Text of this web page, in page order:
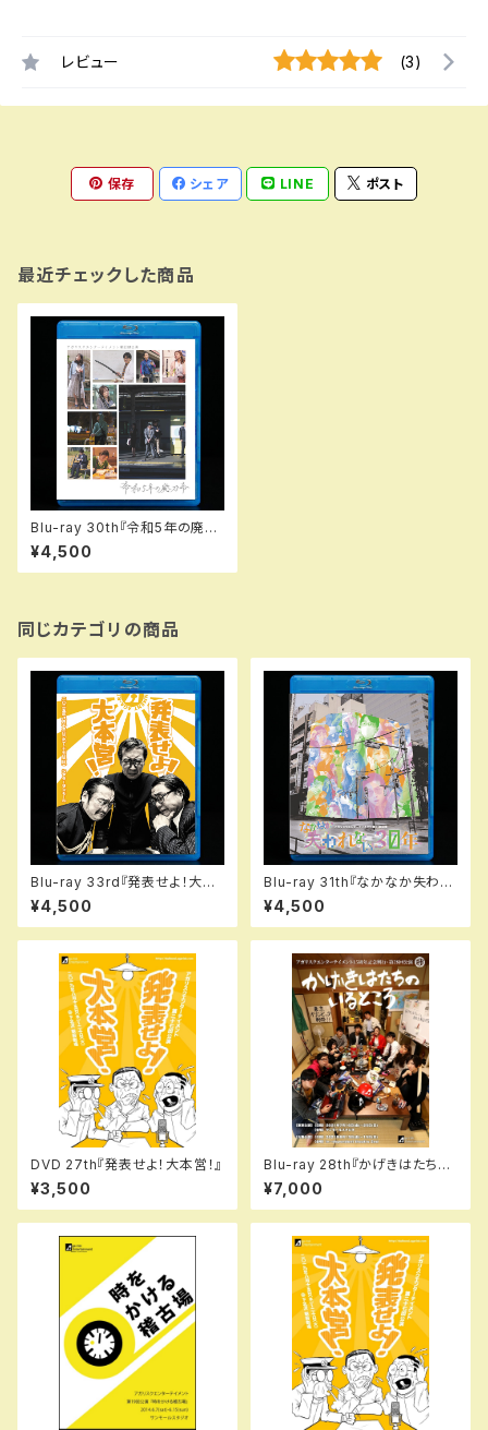
レビュー (3)
保存 シェア LINE ポスト
最近チェックした商品
Blu-ray 30th『令和5年の廃刀
令』
¥4,500
同じカテゴリの商品
Blu-ray 33rd『発表せよ！大本
営！』（再演）
¥4,500
Blu-ray 31th『なかなか失われ
ない30年』
¥4,500
DVD 27th『発表せよ！大本営！』
¥3,500
Blu-ray 28th『かげきはたちの
いるところ』
¥7,000